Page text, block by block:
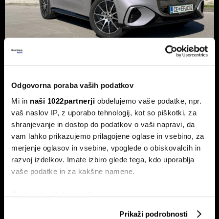
Odgovorna poraba vaših podatkov
Mi in naši 1022partnerji obdelujemo vaše podatke, npr.
vaš naslov IP, z uporabo tehnologij, kot so piškotki, za
shranjevanje in dostop do podatkov o vaši napravi, da
vam lahko prikazujemo prilagojene oglase in vsebino, za
merjenje oglasov in vsebine, vpoglede o obiskovalcih in
razvoj izdelkov. Imate izbiro glede tega, kdo uporablja
vaše podatke in za kakšne namene.
Če dovolite, želimo tudi:
Zbirati informacije o vaši geografski lokaciji, ki so
Prikaži podrobnosti
elektrifikacija luksuza ali genialni
preboj?
Petična znamka iz Stuttgarta z elektrificirano uspešnico
napoveduje oster obrat v smeri pogonske alternative.